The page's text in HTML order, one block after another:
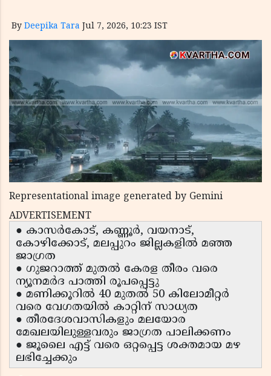
By Deepika Tara Jul 7, 2026, 10:23 IST
Representational image generated by Gemini
ADVERTISEMENT
● കാസർകോട്, കണ്ണൂർ, വയനാട്,
കോഴിക്കോട്, മലപ്പുറം ജില്ലകളിൽ മഞ്ഞ
ജാഗ്രത
● ഗുജറാത്ത് മുതൽ കേരള തീരം വരെ
ന്യൂനമർദ പാത്തി രൂപപ്പെട്ടു
● മണിക്കൂറിൽ 40 മുതൽ 50 കിലോമീറ്റർ
വരെ വേഗതയിൽ കാറ്റിന് സാധ്യത
● തീരദേശവാസികളും മലയോര
മേഖലയിലുള്ളവരും ജാഗ്രത പാലിക്കണം
● ജൂലൈ എട്ട് വരെ ഒറ്റപ്പെട്ട ശക്തമായ മഴ
ലഭിച്ചേക്കും